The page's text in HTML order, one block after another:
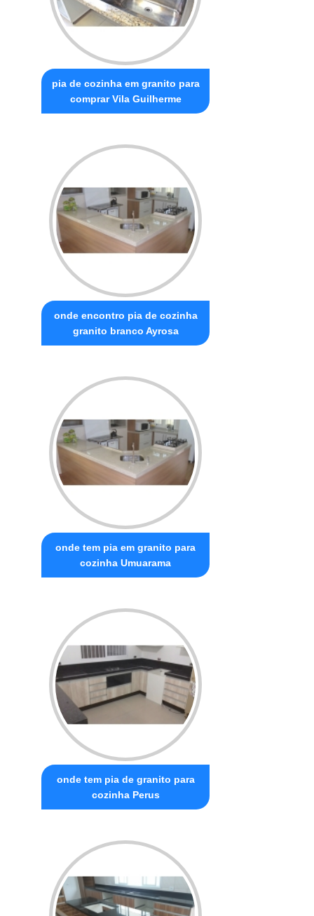
pia de cozinha em granito para
comprar Vila Guilherme
onde encontro pia de cozinha
granito branco Ayrosa
onde tem pia em granito para
cozinha Umuarama
onde tem pia de granito para
cozinha Perus